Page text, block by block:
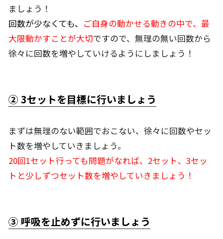
ましょう！
回数が少なくても、 ご自身の動かせる動きの中で、最
大限動かすことが大切ですので、無理の無い回数から
徐々に回数を増やしていけるようにしましょう！
② 3セットを目標に行いましょう
まずは無理のない範囲でおこない、徐々に回数やセッ
ト数を増やしていきましょう。
20回1セット行っても問題がなれば、2セット、3セッ
トと少しずつセット数を増やしていきましょう！
③ 呼吸を止めずに行いましょう